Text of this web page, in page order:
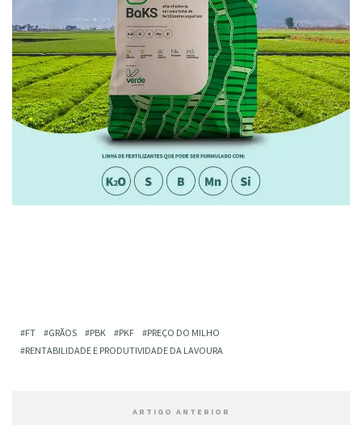
FT GRÃOS PBK PKF
PREÇO DO MILHO
RENTABILIDADE E PRODUTIVIDADE DA LAVOURA
ARTIGO ANTERIOR